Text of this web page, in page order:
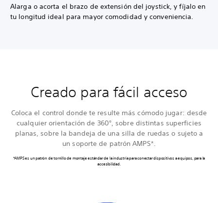
Alarga o acorta el brazo de extensión del joystick, y fíjalo en
tu longitud ideal para mayor comodidad y conveniencia.
Creado para fácil acceso
Coloca el control donde te resulte más cómodo jugar: desde
cualquier orientación de 360°, sobre distintas superficies
planas, sobre la bandeja de una silla de ruedas o sujeto a
un soporte de patrón AMPS*.
*AMPS es un patrón de tornillo de montaje estándar de la industria para conectar dispositivos a equipos, para la
accesibilidad.